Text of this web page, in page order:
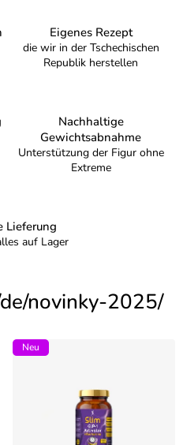
Eigenes Rezept
die wir in der Tschechischen
Republik herstellen
Nachhaltige
Gewichtsabnahme
Unterstützung der Figur ohne
Extreme
Lieferung
auf Lager
novinky-2025/
Neu